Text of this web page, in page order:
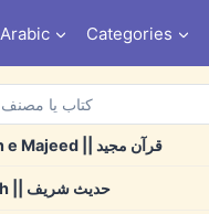
Arabic Categories
Quran e Majeed || قرآن مجید
Hadith || حدیث شریف